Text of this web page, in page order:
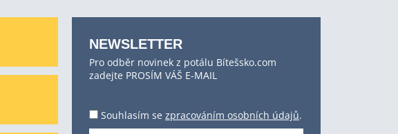
NEWSLETTER
Pro odběr novinek z potálu Bítešsko.com
zadejte PROSÍM VÁŠ E-MAIL
Souhlasím se zpracováním osobních údajů.